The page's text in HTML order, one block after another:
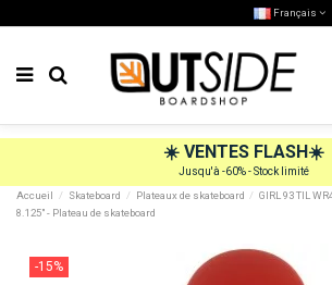
Français
☀️ VENTES FLASH☀️
Jusqu'à -60% - Stock limité
Accueil
Skateboard Plateaux de skateboard
GIRL 93 TIL
8.125" - Plateau de skateboard
-15%